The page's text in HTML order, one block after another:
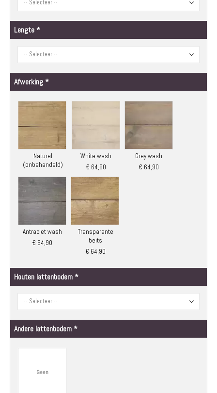
Lengte
Afwerking
Naturel
(onbehandeld)
White wash
€ 64,90
Grey wash
€ 64,90
Antraciet wash
€ 64,90
Transparante
beits
€ 64,90
Houten lattenbodem
Andere lattenbodem
Geen